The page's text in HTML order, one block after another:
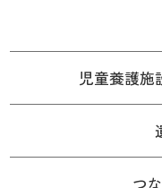
児童養護施
つ